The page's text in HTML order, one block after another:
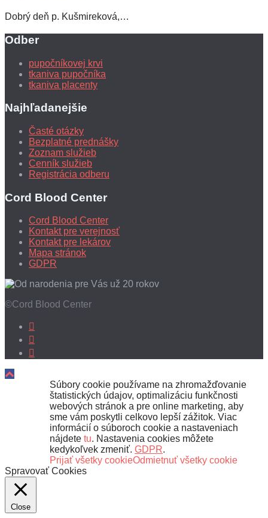
Dobrý deň p. Kušmireková,…
Odber
pupočníkovej krvi
tkaniva pupočníka
tkaniva placenty
Najhľadanejšie
Časté otázky
Bezplatné prednášky
Zoznam služieb
Cenník služieb
Registrácia odberu
Cord Blood Center
Cord Blood Center
Kontakt pre verejnosť
Kontakt pre lekárov
Mapa stránok
GDPR
©Cord Blood Center
Súbory cookie používame na zhromažďovanie
štatistických údajov, optimalizáciu funkčnosti
webových stránok a pre online marketing, aby
sme vám poskytli celkovo lepší zážitok. Viac
informácií o súboroch cookie a nastaveniach
nájdete tu. Nastavenia cookies môžete
kedykoľvek zmeniť. GDPR.
Prijať všetky cookieOdmietnuť všetky cookie
Spravovať Cookies
Close